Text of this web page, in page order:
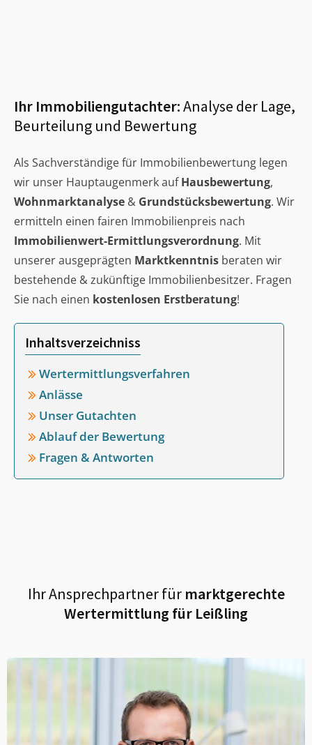
Ihr Immobiliengutachter:Analyse der Lage,
Beurteilung und Bewertung
Als Sachverständige für Immobilienbewertung legen
wir unser Hauptaugenmerk aufHausbewertung,
Wohnmarktanalyse & Grundstücksbewertung. Wir
ermitteln einen fairen Immobilienpreis nach
Immobilienwert-Ermittlungsverordnung. Mit
unserer ausgeprägten Marktkenntnis beraten wir
bestehende & zukünftige Immobilienbesitzer. Fragen
Sie nach einen kostenlosen Erstberatung!
Inhaltsverzeichniss
Wertermittlungsverfahren
Anlässe
Unser Gutachten
Ablauf der Bewertung
Fragen & Antworten
Ihr Ansprechpartner fürmarktgerechte
Wertermittlung für Leißling